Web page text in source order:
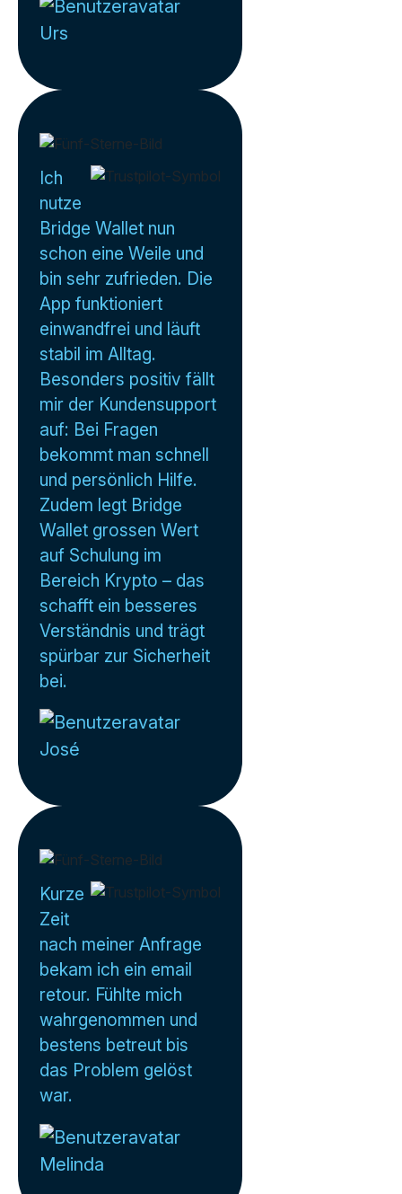
Urs
Ich
nutze
Bridge Wallet nun
schon eine Weile und
bin sehr zufrieden. Die
App funktioniert
einwandfrei und läuft
stabil im Alltag.
Besonders positiv fällt
mir der Kundensupport
auf: Bei Fragen
bekommt man schnell
und persönlich Hilfe.
Zudem legt Bridge
Wallet grossen Wert
auf Schulung im
Bereich Krypto – das
schafft ein besseres
Verständnis und trägt
spürbar zur Sicherheit
bei.
José
Kurze
Zeit
nach meiner Anfrage
bekam ich ein email
retour. Fühlte mich
wahrgenommen und
bestens betreut bis
das Problem gelöst
war.
Melinda